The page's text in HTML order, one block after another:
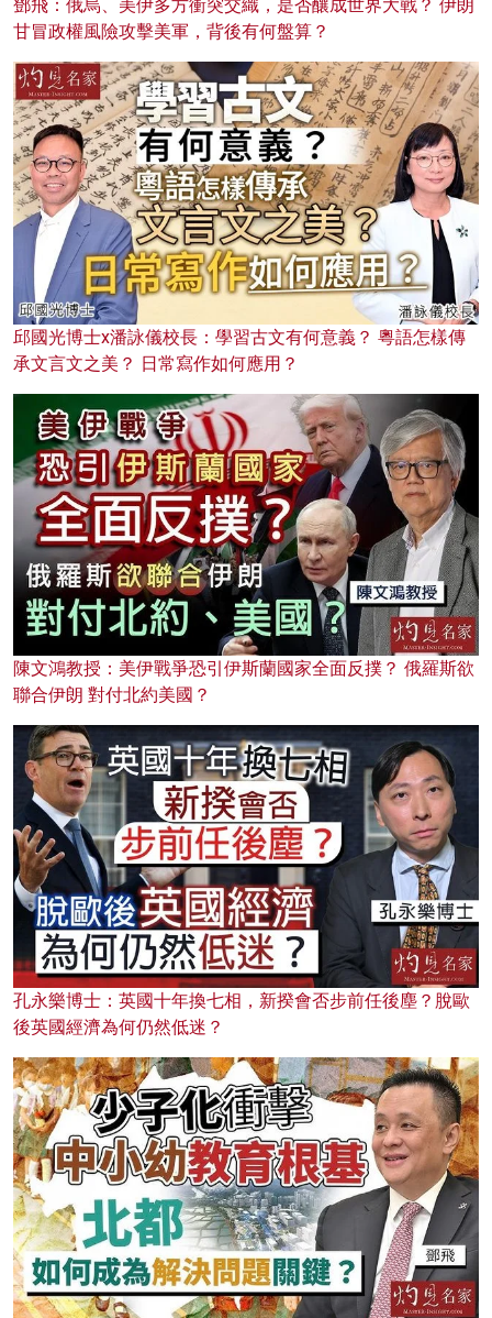
鄧飛：俄烏、美伊多方衝突交織，是否釀成世界大戰？ 伊朗
甘冒政權風險攻擊美軍，背後有何盤算？
邱國光博士x潘詠儀校長：學習古文有何意義？ 粵語怎樣傳
承文言文之美？ 日常寫作如何應用？
陳文鴻教授：美伊戰爭恐引伊斯蘭國家全面反撲？ 俄羅斯欲
聯合伊朗 對付北約美國？
孔永樂博士：英國十年換七相，新揆會否步前任後塵？脫歐
後英國經濟為何仍然低迷？